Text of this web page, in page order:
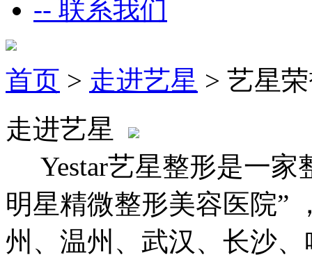
-- 联系我们
首页 > 走进艺星 > 艺星
走进艺星
Yestar艺星整形是一家
明星精微整形美容医院”
州、温州、武汉、长沙